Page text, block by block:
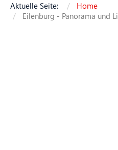
Aktuelle Seite:
Home
Eilenburg - Panorama und